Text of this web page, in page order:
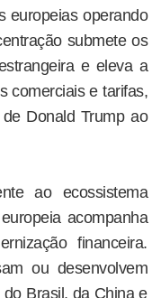
europeias operando
submete os
e eleva a
comerciais e tarifas,
Donald Trump ao
ao ecossistema
acompanha
financeira.
ou desenvolvem
Brasil, da China e